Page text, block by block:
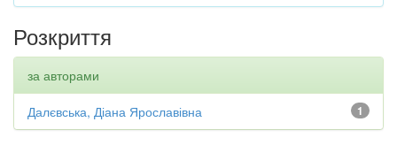
Розкриття
за авторами
1
Далєвська, Діана Ярославівна